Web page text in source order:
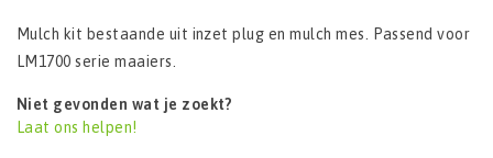
Mulch kit bestaande uit inzet plug en mulch mes. Passend voor
LM1700 serie maaiers.
Niet gevonden wat je zoekt?
Laat ons helpen!